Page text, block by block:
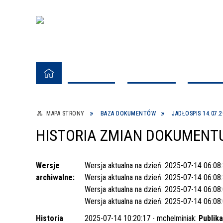
Wykaz Telefonów
Cyberbezpieczeństwo
Nagrody i Certyfikaty Szpital
Przyjęcia do Szpitala - Kobiety w
Ginekologicznie
Przyjęcia do Szpitala - Dzieci
Przyjęcia do Poradni
Poradnia Chorób Zakaźnych
Poradnia Ginekologiczno -
Położnicza
Poradnia Neurochirurgiczna
Intensywnej Terapii
Oddział Dermatologii
Oddział Neonatologii
Oddział Ortopedii i Traumatologii
Głowy i
Zakład Diagnostyki Mikrobiologicznej
Zakład Diagnostyki Obrazowej
Zakład Patomorfologii
Zakład Rehabilitacji
Wojewódzkiego Szpitala
Specjalistycznego We Włocławku
Pomorza 2021-2027
i
MAPA STRONY BAZA DOKUMENTÓW JADŁOSPIS
HISTORIA ZMIAN
Wersje
archiwalne:
Wersja aktualna na dzień: 2025-07-14
Wersja aktualna na dzień: 2025-07-14
Wersja aktualna na dzień: 2025-07-14
Wersja aktualna na dzień: 2025-07-14
Historia
2025-07-14 10:20:17 - mchelminiak: